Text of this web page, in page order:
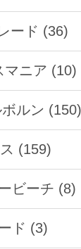
ード (36)
マニア (10)
ルン (150)
(159)
ビーチ (8)
ド (3)